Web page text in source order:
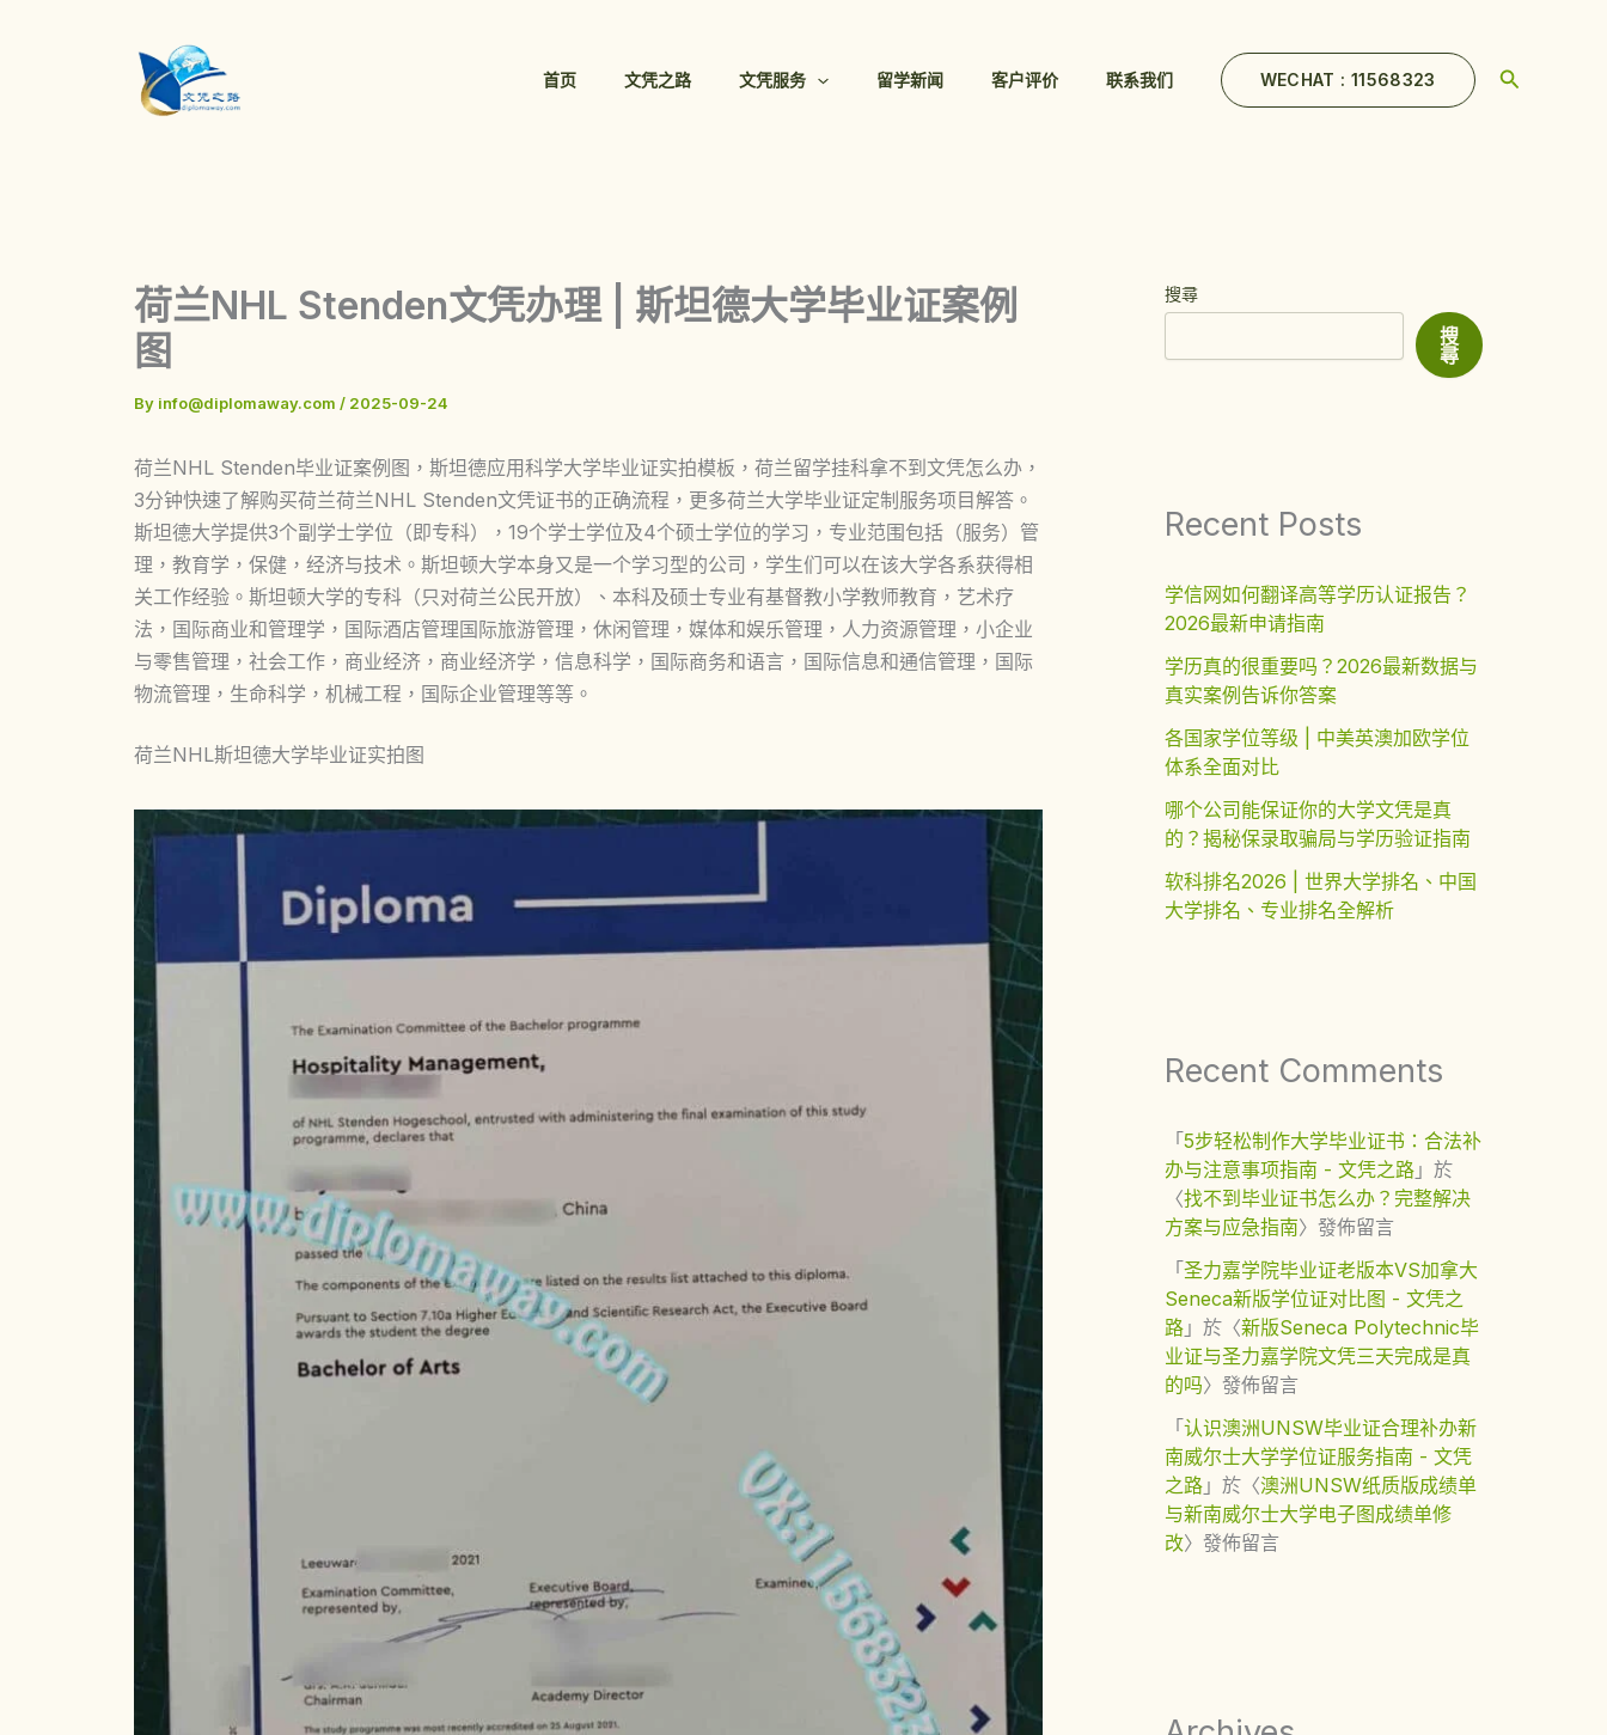
首页 文凭之路 文凭服务 留学新闻 客户评价 联系我们 WECHAT : 11568323 Search
荷兰NHL Stenden文凭办理 | 斯坦德大学毕业证案例
图
By info@diplomaway.com / 2025-09-24
荷兰NHL Stenden毕业证案例图，斯坦德应用科学大学毕业证实拍模板，荷兰留学挂科拿不到文凭怎么办，
3分钟快速了解购买荷兰荷兰NHL Stenden文凭证书的正确流程，更多荷兰大学毕业证定制服务项目解答。
斯坦德大学提供3个副学士学位（即专科），19个学士学位及4个硕士学位的学习，专业范围包括（服务）管
理，教育学，保健，经济与技术。斯坦顿大学本身又是一个学习型的公司，学生们可以在该大学各系获得相
关工作经验。斯坦顿大学的专科（只对荷兰公民开放）、本科及硕士专业有基督教小学教师教育，艺术疗
法，国际商业和管理学，国际酒店管理国际旅游管理，休闲管理，媒体和娱乐管理，人力资源管理，小企业
与零售管理，社会工作，商业经济，商业经济学，信息科学，国际商务和语言，国际信息和通信管理，国际
物流管理，生命科学，机械工程，国际企业管理等等。
荷兰NHL斯坦德大学毕业证实拍图
搜尋
搜
尋
Recent Posts
学信网如何翻译高等学历认证报告？
2026最新申请指南
学历真的很重要吗？2026最新数据与
真实案例告诉你答案
各国家学位等级 | 中美英澳加欧学位
体系全面对比
哪个公司能保证你的大学文凭是真
的？揭秘保录取骗局与学历验证指南
软科排名2026 | 世界大学排名、中国
大学排名、专业排名全解析
Recent Comments
「5步轻松制作大学毕业证书：合法补
办与注意事项指南 - 文凭之路 」於
〈找不到毕业证书怎么办？完整解决
方案与应急指南〉發佈留言
「圣力嘉学院毕业证老版本VS加拿大
Seneca新版学位证对比图 - 文凭之
路 」於〈新版Seneca Polytechnic毕
业证与圣力嘉学院文凭三天完成是真
的吗〉發佈留言
「认识澳洲UNSW毕业证合理补办新
南威尔士大学学位证服务指南 - 文凭
之路 」於〈澳洲UNSW纸质版成绩单
与新南威尔士大学电子图成绩单修
改〉發佈留言